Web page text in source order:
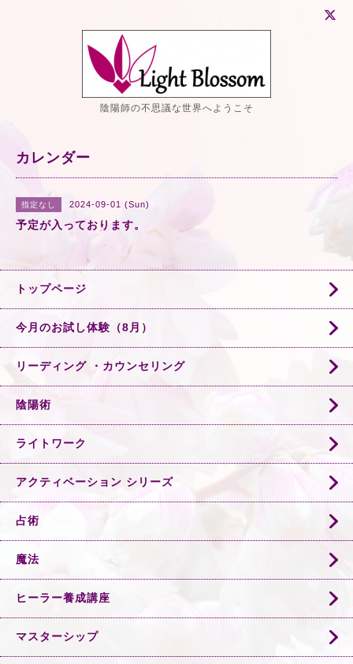
陰陽師の不思議な世界へようこそ
カレンダー
指定なし 2024-09-01 (Sun)
予定が入っております。
トップページ
今月のお試し体験（8月）
リーディング ・カウンセリング
陰陽術
ライトワーク
アクティベーション シリーズ
占術
魔法
ヒーラー養成講座
マスターシップ